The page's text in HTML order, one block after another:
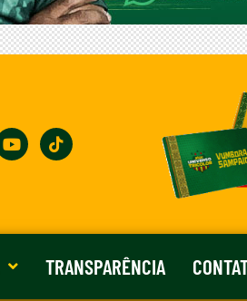
TRANSPARÊNCIA